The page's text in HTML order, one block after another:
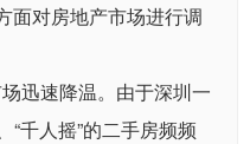
面对房地产市场进行调
迅速降温。由于深圳一
“千人摇”的二手房频频